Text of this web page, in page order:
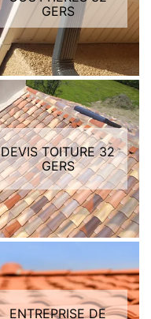
GERS
DEVIS TOITURE 32
GERS
ENTREPRISE DE